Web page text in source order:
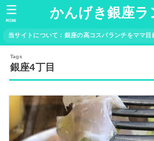
かんげき銀座ラ
当サイトについて：銀座の高コスパランチをママ目
MENU
銀座4丁目